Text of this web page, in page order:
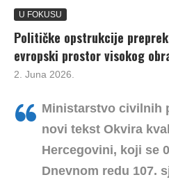
U FOKUSU
Političke opstrukcije
evropski prostor visokog
2. Juna 2026.
Ministarstvo civilnih
novi tekst Okvira
Hercegovini, koji se
Dnevnom redu 107.